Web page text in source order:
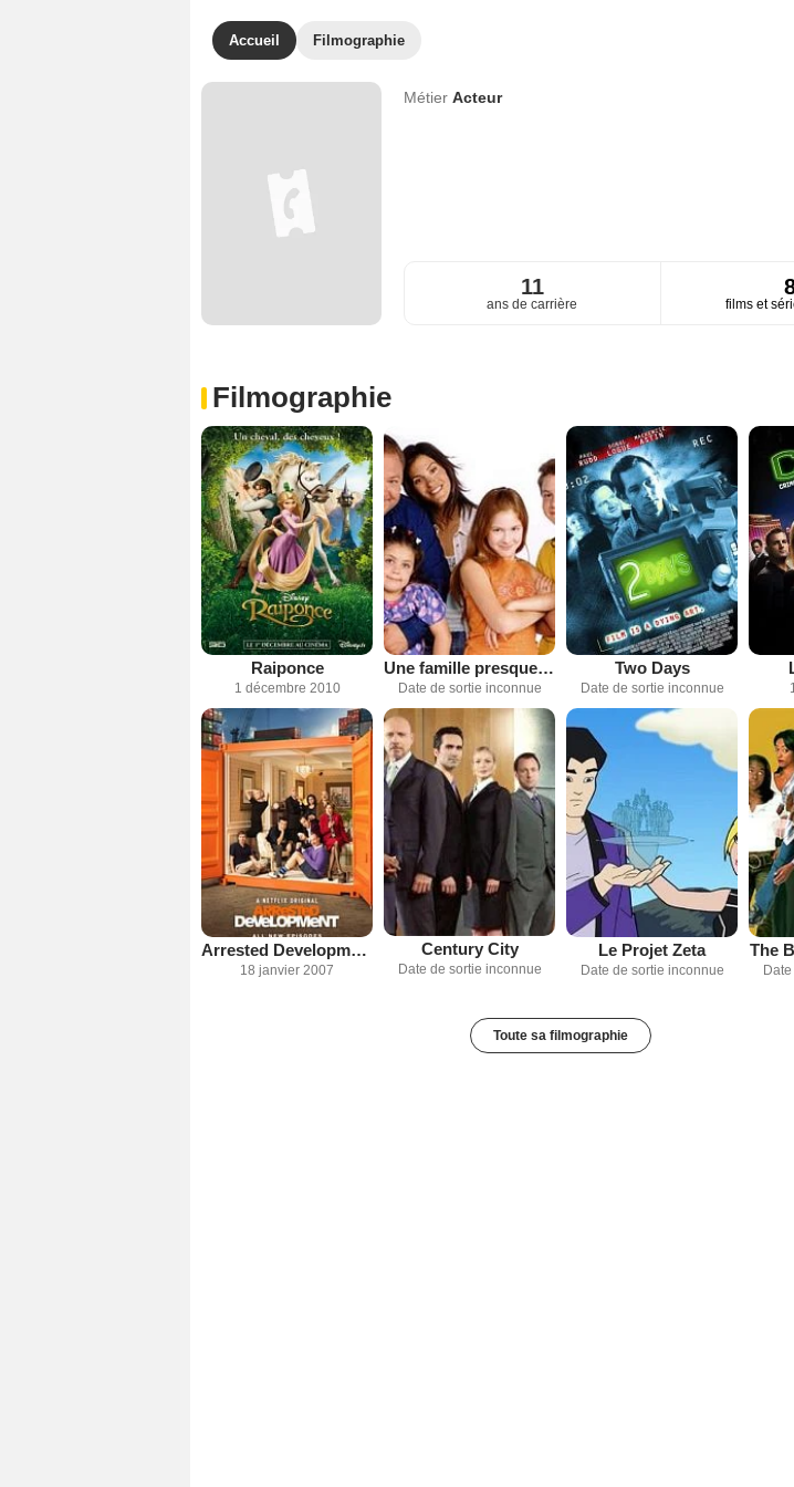
Accueil Filmographie
Métier Acteur
11
ans de carrière films et
Filmographie
Raiponce
1 décembre 2010
Une famille presque parfaite
Date de sortie inconnue
Two Days
Date de sortie inconnue
Arrested Development
18 janvier 2007
Century City
Date de sortie inconnue
Le Projet Zeta
Date de sortie inconnue
The
Toute sa filmographie